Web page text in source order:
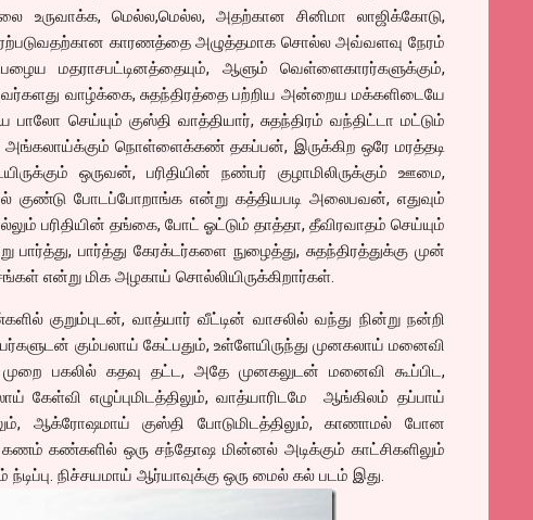
உருவாக்க, மெல்ல,மெல்ல, அதற்கான சினிமா லாஜிக்கோடு,
காரணத்தை அழுத்தமாக சொல்ல அவ்வளவு நேரம்
மதராசபட்டினத்தையும், ஆளும் வெள்ளைகாரர்களுக்கும்,
வாழ்க்கை, சுதந்திரத்தை பற்றிய அன்றைய மக்களிடையே
பாலோ செய்யும் குஸ்தி வாத்தியார், சுதந்திரம் வந்திட்டா மட்டும்
அங்கலாய்க்கும் நொள்ளைக்கண் தகப்பன், இருக்கிற ஒரே மரத்தடி
ஒருவன், பரிதியின் நண்பர் குழாமிலிருக்கும் ஊமை,
குண்டு போடப்போறாங்க என்று கத்தியபடி அலைபவன், எதுவும்
பரிதியின் தங்கை, போட் ஓட்டும் தாத்தா, தீவிரவாதம் செய்யும்
பார்த்து கேரக்டர்களை நுழைத்து, சுதந்திரத்துக்கு முன்
என்று மிக அழகாய் சொல்லியிருக்கிறார்கள்.
குறும்புடன், வாத்யார் வீட்டின் வாசலில் வந்து நின்று நன்றி
கும்பலாய் கேட்பதும், உள்ளேயிருந்து முனகலாய் மனைவி
பகலில் கதவு தட்ட, அதே முனகலுடன் மனைவி கூப்பிட,
கேள்வி எழுப்புமிடத்திலும், வாத்யாரிடமே ஆங்கிலம் தப்பாய்
ஆக்ரோஷமாய் குஸ்தி போடுமிடத்திலும், காணாமல் போன
கணம் கண்களில் ஒரு சந்தோஷ மின்னல் அடிக்கும் காட்சிகளிலும்
ந்டிப்பு. நிச்சயமாய் ஆர்யாவுக்கு ஒரு மைல் கல் படம் இது.